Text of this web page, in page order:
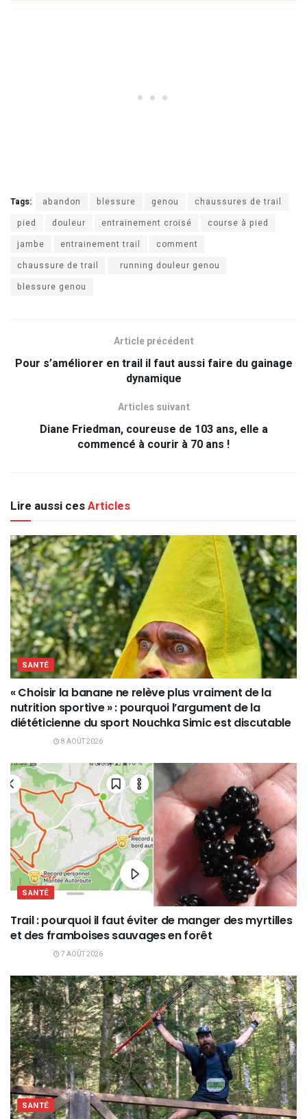
Tags: abandon blessure genou
chaussures de trail
pied
douleur entrainement croisé
course à pied
jambe
entrainement trail
comment
chaussure de trail
running douleur genou
blessure genou
Article précédent
Pour s’améliorer en trail il faut aussi faire du gainage
dynamique
Articles suivant
Diane Friedman, coureuse de 103 ans, elle a
commencé à courir à 70 ans !
Lire aussi cesArticles
SANTÉ
« Choisir la banane ne relève plus vraiment de la
nutrition sportive » : pourquoi l’argument de la
diététicienne du sport Nouchka Simic est discutable
8 AOÛT 2026
SANTÉ
Trail : pourquoi il faut éviter de manger des myrtilles
et des framboises sauvages en forêt
7 AOÛT 2026
SANTÉ